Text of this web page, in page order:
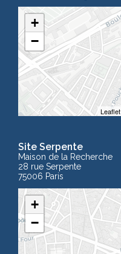
+
−
Leaflet
Site Serpente
Maison de la Recherche
28 rue Serpente
75006 Paris
+
−